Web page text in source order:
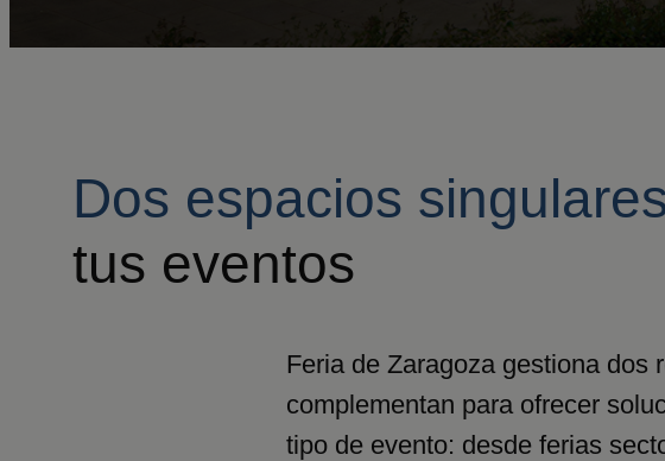
Dos espacios
tus eventos
Feria de Zaragoza gestiona dos
complementan para ofrecer
tipo de evento: desde ferias